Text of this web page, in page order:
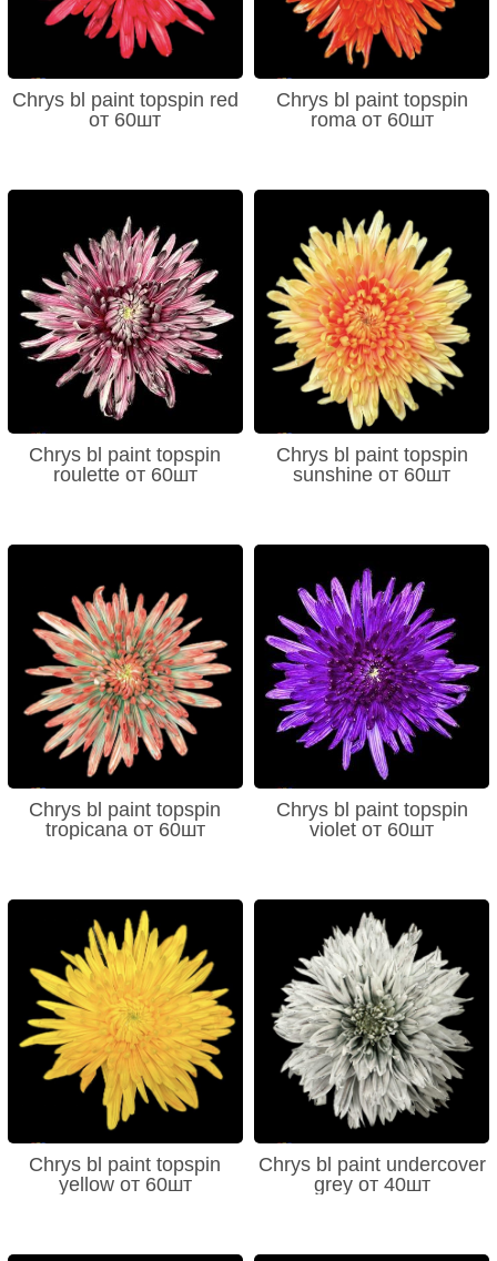
Chrys bl paint topspin red
от 60шт
Chrys bl paint topspin
roma от 60шт
Chrys bl paint topspin
roulette от 60шт
Chrys bl paint topspin
sunshine от 60шт
Chrys bl paint topspin
tropicana от 60шт
Chrys bl paint topspin
violet от 60шт
Chrys bl paint topspin
yellow от 60шт
Chrys bl paint undercover
grey от 40шт